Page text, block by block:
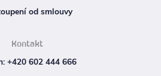
od smlouvy
Kontakt
+420 602 444 666